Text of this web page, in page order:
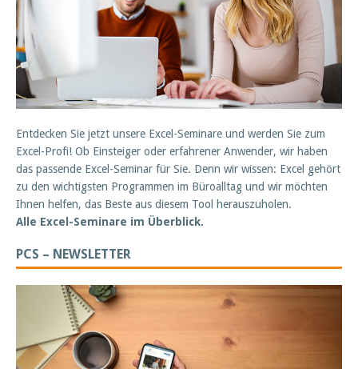
Entdecken Sie jetzt unsere Excel-Seminare und werden Sie zum
Excel-Profi! Ob Einsteiger oder erfahrener Anwender, wir haben
das passende Excel-Seminar für Sie. Denn wir wissen: Excel gehört
zu den wichtigsten Programmen im Büroalltag und wir möchten
Ihnen helfen, das Beste aus diesem Tool herauszuholen.
Alle Excel-Seminare im Überblick.
PCS – NEWSLETTER